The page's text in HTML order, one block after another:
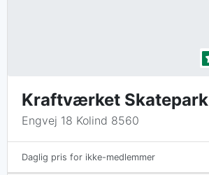
Kraftværket Skatepark
Engvej 18 Kolind 8560
Daglig pris for ikke-medlemmer